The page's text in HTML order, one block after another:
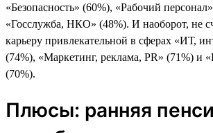
«Безопасность» (60%), «Рабочий
«Госслужба, НКО» (48%). И наоборот, не
карьеру привлекательной в сферах «ИТ,
(74%), «Маркетинг, реклама, PR» (71%) и
(70%).
Плюсы: ранняя